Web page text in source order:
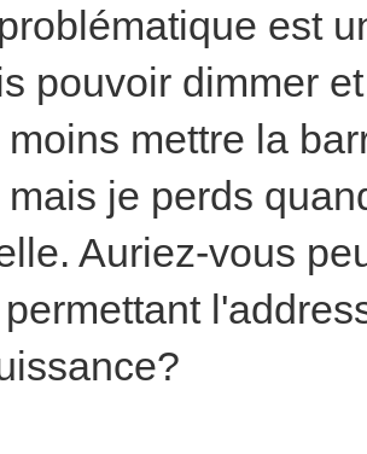
est
pouvoir dimmer
mettre la
je perds
Auriez-vous